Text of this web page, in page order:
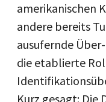
amerikanischen
andere bereits
ausufernde
die etablierte
Kurz gesagt: Die